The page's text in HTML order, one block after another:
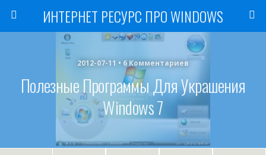
ИНТЕРНЕТ РЕСУРС ПРО WINDOWS
2012-07-11 • 6 Комментариев
Полезные Программы Для Украшения
Windows 7